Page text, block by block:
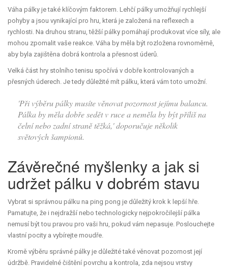
Váha pálky je také klíčovým faktorem. Lehčí pálky umožňují rychlejší
pohyby a jsou vynikající pro hru, která je založená na reflexech a
rychlosti. Na druhou stranu, těžší pálky pomáhají produkovat více síly, ale
mohou zpomalit vaše reakce. Váha by měla být rozložena rovnoměrně,
aby byla zajištěna dobrá kontrola a přesnost úderů.
Velká část hry stolního tenisu spočívá v dobře kontrolovaných a
přesných úderech. Je tedy důležité mít pálku, která vám toto umožní.
'Při výběru pálky musíte věnovat pozornost jejímu balancu.
Pálka by měla dobře sedět v ruce a neměla by být příliš na
čelní nebo zadní straně těžká,' doporučuje několik
světových šampionů.
Závěrečné myšlenky a jak si
udržet pálku v dobrém stavu
Vybrat si správnou pálku na ping pong je důležitý krok k lepší hře.
Pamatujte, že i nejdražší nebo technologicky nejpokročilejší pálka
nemusí být tou pravou pro vaši hru, pokud vám nepasuje. Poslouchejte
vlastní pocity a vybírejte moudře.
Kromě výběru správné pálky je důležité také věnovat pozornost její
údržbě. Pravidelné čištění povrchu a kontrola, zda nejsou vrstvy